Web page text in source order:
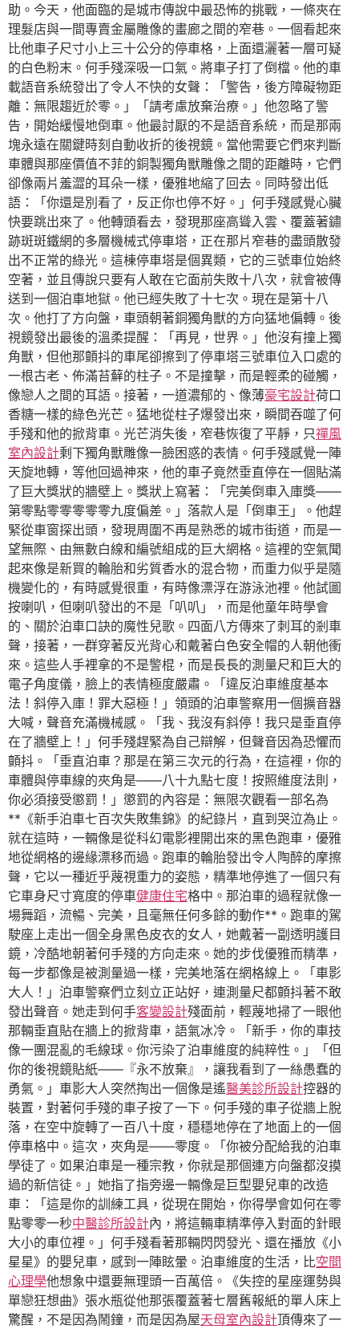
助。今天，他面臨的是城市傳說中最恐怖的挑戰，一條夾在
理髮店與一間專賣金屬雕像的畫廊之間的窄巷。一個看起來
比他車子尺寸小上三十公分的停車格，上面還灑著一層可疑
的白色粉末。何手殘深吸一口氣。將車子打了倒檔。他的車
載語音系統發出了令人不快的女聲：「警告，後方障礙物距
離：無限趨近於零。」「請考慮放棄治療。」他忽略了警
告，開始緩慢地倒車。他最討厭的不是語音系統，而是那兩
塊永遠在關鍵時刻自動收折的後視鏡。當他需要它們來判斷
車體與那座價值不菲的銅製獨角獸雕像之間的距離時，它們
卻像兩片羞澀的耳朵一樣，優雅地縮了回去。同時發出低
語：「你還是別看了，反正你也停不好。」何手殘感覺心臟
快要跳出來了。他轉頭看去，發現那座高聳入雲、覆蓋著鏽
跡斑斑鐵網的多層機械式停車塔，正在那片窄巷的盡頭散發
出不正常的綠光。這棟停車塔是個異類，它的三號車位始終
空著，並且傳說只要有人敢在它面前失敗十八次，就會被傳
送到一個泊車地獄。他已經失敗了十七次。現在是第十八
次。他打了方向盤，車頭朝著銅獨角獸的方向猛地偏轉。後
視鏡發出最後的溫柔提醒：「再見，世界。」他沒有撞上獨
角獸，但他那顫抖的車尾卻擦到了停車塔三號車位入口處的
一根古老、佈滿苔蘚的柱子。不是撞擊，而是輕柔的碰觸，
像戀人之間的耳語。接著，一道濃郁的、像薄豪宅設計荷口
香糖一樣的綠色光芒。猛地從柱子爆發出來，瞬間吞噬了何
手殘和他的掀背車。光芒消失後，窄巷恢復了平靜，只禪風
室內設計剩下獨角獸雕像一臉困惑的表情。何手殘感覺一陣
天旋地轉，等他回過神來，他的車子竟然垂直停在一個貼滿
了巨大獎狀的牆壁上。獎狀上寫著：「完美倒車入庫獎——
第零點零零零零零九度偏差。」落款人是「倒車王」。他趕
緊從車窗探出頭，發現周圍不再是熟悉的城市街道，而是一
望無際、由無數白線和編號組成的巨大網格。這裡的空氣聞
起來像是新買的輪胎和劣質香水的混合物，而重力似乎是隨
機變化的，有時感覺很重，有時像漂浮在游泳池裡。他試圖
按喇叭，但喇叭發出的不是「叭叭」，而是他童年時學會
的、關於泊車口訣的魔性兒歌。四面八方傳來了刺耳的剎車
聲，接著，一群穿著反光背心和戴著白色安全帽的人朝他衝
來。這些人手裡拿的不是警棍，而是長長的測量尺和巨大的
電子角度儀，臉上的表情極度嚴肅。「違反泊車維度基本
法！斜停入庫！罪大惡極！」領頭的泊車警察用一個擴音器
大喊，聲音充滿機械感。「我、我沒有斜停！我只是垂直停
在了牆壁上！」何手殘趕緊為自己辯解，但聲音因為恐懼而
顫抖。「垂直泊車？那是在第三次元的行為，在這裡，你的
車體與停車線的夾角是——八十九點七度！按照維度法則，
你必須接受懲罰！」懲罰的內容是：無限次觀看一部名為
**《新手泊車七百次失敗集錦》的紀錄片，直到哭泣為止。
就在這時，一輛像是從科幻電影裡開出來的黑色跑車，優雅
地從網格的邊緣漂移而過。跑車的輪胎發出令人陶醉的摩擦
聲，它以一種近乎蔑視重力的姿態，精準地停進了一個只有
它車身尺寸寬度的停車健康住宅格中。那泊車的過程就像一
場舞蹈，流暢、完美，且毫無任何多餘的動作**。跑車的駕
駛座上走出一個全身黑色皮衣的女人，她戴著一副透明護目
鏡，冷酷地朝著何手殘的方向走來。她的步伐優雅而精準，
每一步都像是被測量過一樣，完美地落在網格線上。「車影
大人！」泊車警察們立刻立正站好，連測量尺都顫抖著不敢
發出聲音。她走到何手客變設計殘面前，輕蔑地掃了一眼他
那輛垂直貼在牆上的掀背車，語氣冰冷。「新手，你的車技
像一團混亂的毛線球。你污染了泊車維度的純粹性。」「但
你的後視鏡貼紙——『永不放棄』，讓我看到了一絲愚蠢的
勇氣。」車影大人突然掏出一個像是遙醫美診所設計控器的
裝置，對著何手殘的車子按了一下。何手殘的車子從牆上脫
落，在空中旋轉了一百八十度，穩穩地停在了地面上的一個
停車格中。這次，夾角是——零度。「你被分配給我的泊車
學徒了。如果泊車是一種宗教，你就是那個連方向盤都沒摸
過的新信徒。」她指了指旁邊一輛像是巨型嬰兒車的改造
車：「這是你的訓練工具，從現在開始，你得學會如何在零
點零零一秒中醫診所設計內，將這輛車精準停入對面的針眼
大小的車位裡。」何手殘看著那輛閃閃發光、還在播放《小
星星》的嬰兒車，感到一陣眩暈。泊車維度的生活，比空間
心理學他想象中還要無理頭一百萬倍。《失控的星座運勢與
單戀狂想曲》張水瓶從他那張覆蓋著七層舊報紙的單人床上
驚醒，不是因為鬧鐘，而是因為屋天母室內設計頂傳來了一